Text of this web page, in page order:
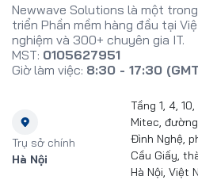
Newwave Solutions là một
triển Phần mềm hàng đầu tại
nghiệm và 300+ chuyên gia IT.
MST: 0105627951
Giờ làm việc: 8:30 - 17:30
Trụ sở chính
Hà Nội
Tầng 1, 4,
Mitec,
Đình Nghệ,
Cầu Giấy,
Hà Nội, Việt